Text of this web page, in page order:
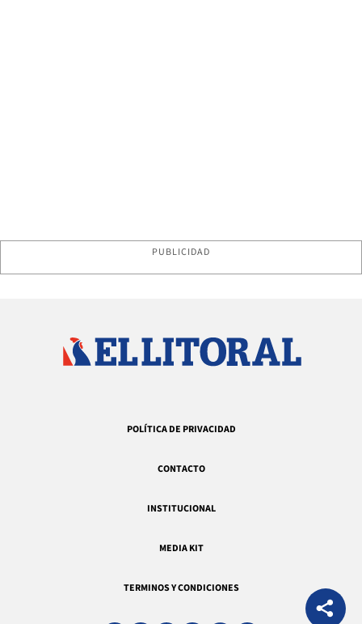
PUBLICIDAD
POLÍTICA DE PRIVACIDAD
CONTACTO
INSTITUCIONAL
MEDIA KIT
TERMINOS Y CONDICIONES